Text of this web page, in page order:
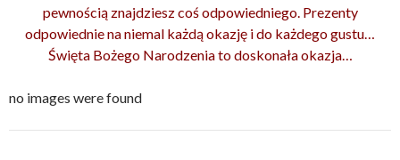
pewnością znajdziesz coś odpowiedniego. Prezenty
odpowiednie na niemal każdą okazję i do każdego gustu…
Święta Bożego Narodzenia to doskonała okazja…
no images were found